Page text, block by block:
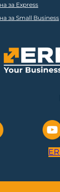
за Express
за Small Business